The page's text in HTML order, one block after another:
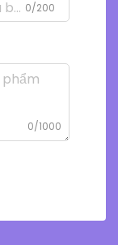
0/200
0/1000